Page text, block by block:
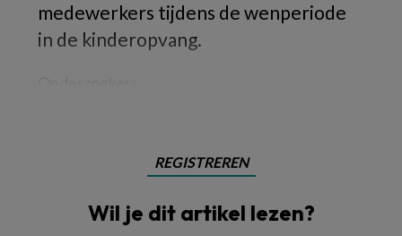
medewerkers tijdens de wenperiode
in de kinderopvang.
REGISTREREN
Wil je dit artikel lezen?